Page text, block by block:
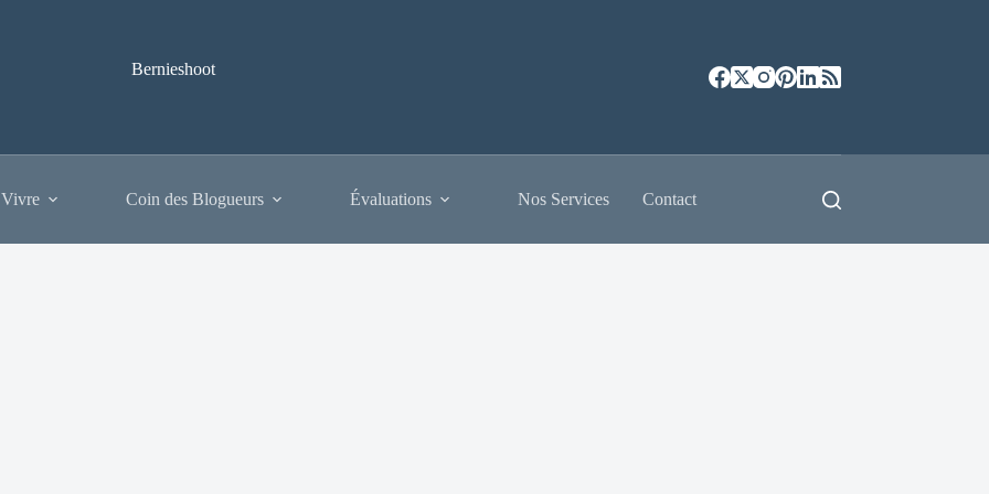
Bernieshoot
Coin des Blogueurs Évaluations Nos Services Contact